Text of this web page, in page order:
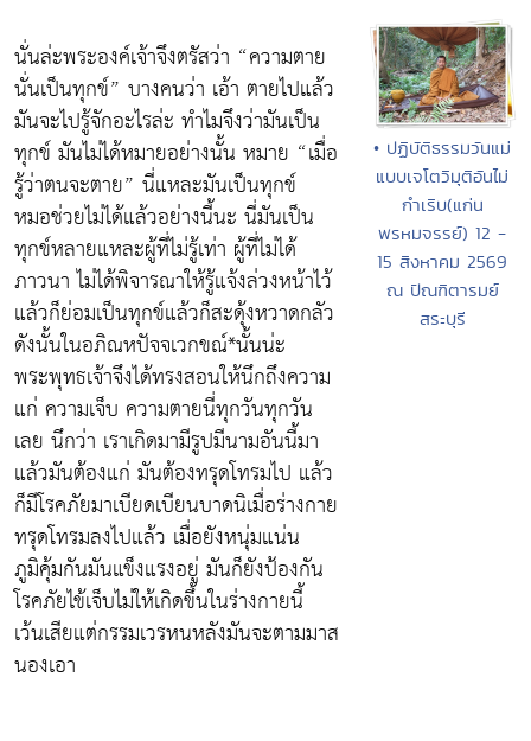
นั่นล่ะพระองค์เจ้าจึงตรัสว่า “ความตาย
นั่นเป็นทุกข์” บางคนว่า เอ้า ตายไปแล้ว
มันจะไปรู้จักอะไรล่ะ ทำไมจึงว่ามันเป็น
ทุกข์ มันไม่ได้หมายอย่างนั้น หมาย “เมื่อ
รู้ว่าตนจะตาย” นี่แหละมันเป็นทุกข์
หมอช่วยไม่ได้แล้วอย่างนี้นะ นี่มันเป็น
ทุกข์หลายแหละผู้ที่ไม่รู้เท่า ผู้ที่ไม่ได้
ภาวนา ไม่ได้พิจารณาให้รู้แจ้งล่วงหน้าไว้
แล้วก็ย่อมเป็นทุกข์แล้วก็สะดุ้งหวาดกลัว
ดังนั้นในอภิณหปัจจเวกขณ์*นั้นน่ะ
พระพุทธเจ้าจึงได้ทรงสอนให้นึกถึงความ
แก่ ความเจ็บ ความตายนี่ทุกวันทุกวัน
เลย นึกว่า เราเกิดมามีรูปมีนามอันนี้มา
แล้วมันต้องแก่ มันต้องทรุดโทรมไป แล้ว
ก็มีโรคภัยมาเบียดเบียนบาดนิเมื่อร่างกาย
ทรุดโทรมลงไปแล้ว เมื่อยังหนุ่มแน่น
ภูมิคุ้มกันมันแข็งแรงอยู่ มันก็ยังป้องกัน
โรคภัยไข้เจ็บไม่ให้เกิดขึ้นในร่างกายนี้
เว้นเสียแต่กรรมเวรหนหลังมันจะตามมาส
นองเอา
• ปฏิบัติธรรมวันแม่
แบบเจโตวิมุติอันไม่
กำเริบ(แก่น
พรหมจรรย์) 12 -
15 สิงหาคม 2569
ณ ปัณฑิตารมย์
สระบุรี